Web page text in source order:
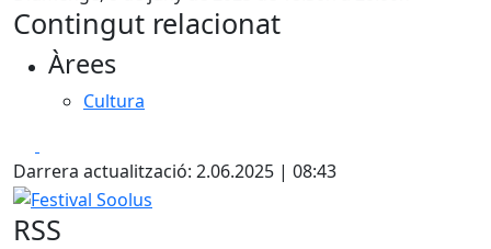
Contingut relacionat
Àrees
Cultura
Darrera actualització: 2.06.2025 | 08:43
Festival Soolus
RSS